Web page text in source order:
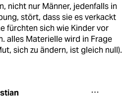
nicht nur Männer, jedenfalls in
stört, dass sie es verkackt
fürchten sich wie Kinder vor
alles Materielle wird in Frage
sich zu ändern, ist gleich null).